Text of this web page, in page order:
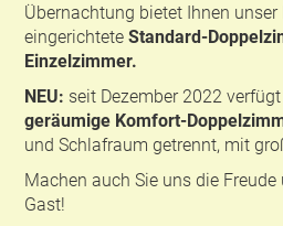
Übernachtung bietet Ihnen
eingerichteteStandard-
Einzelzimmer.
NEU: seit Dezember 2022
geräumige Komfort-
und Schlafraum getrennt, mit
Machen auch Sie uns die
Gast!